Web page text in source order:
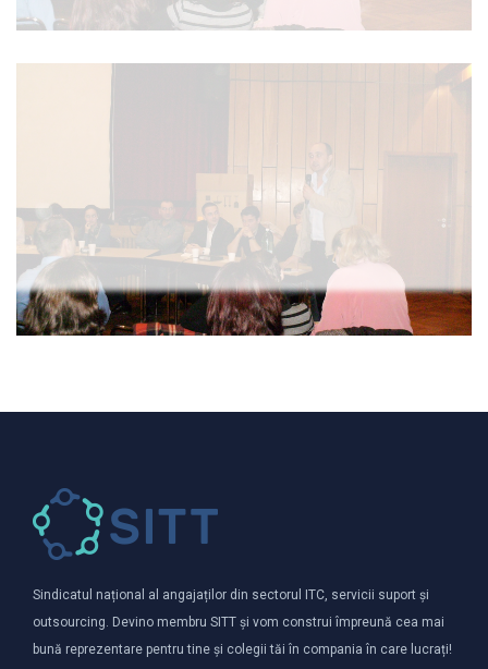
Sindicatul național al angajaților din sectorul ITC, servicii suport și
outsourcing. Devino membru SITT și vom construi împreună cea mai
bună reprezentare pentru tine și colegii tăi în compania în care lucrați!